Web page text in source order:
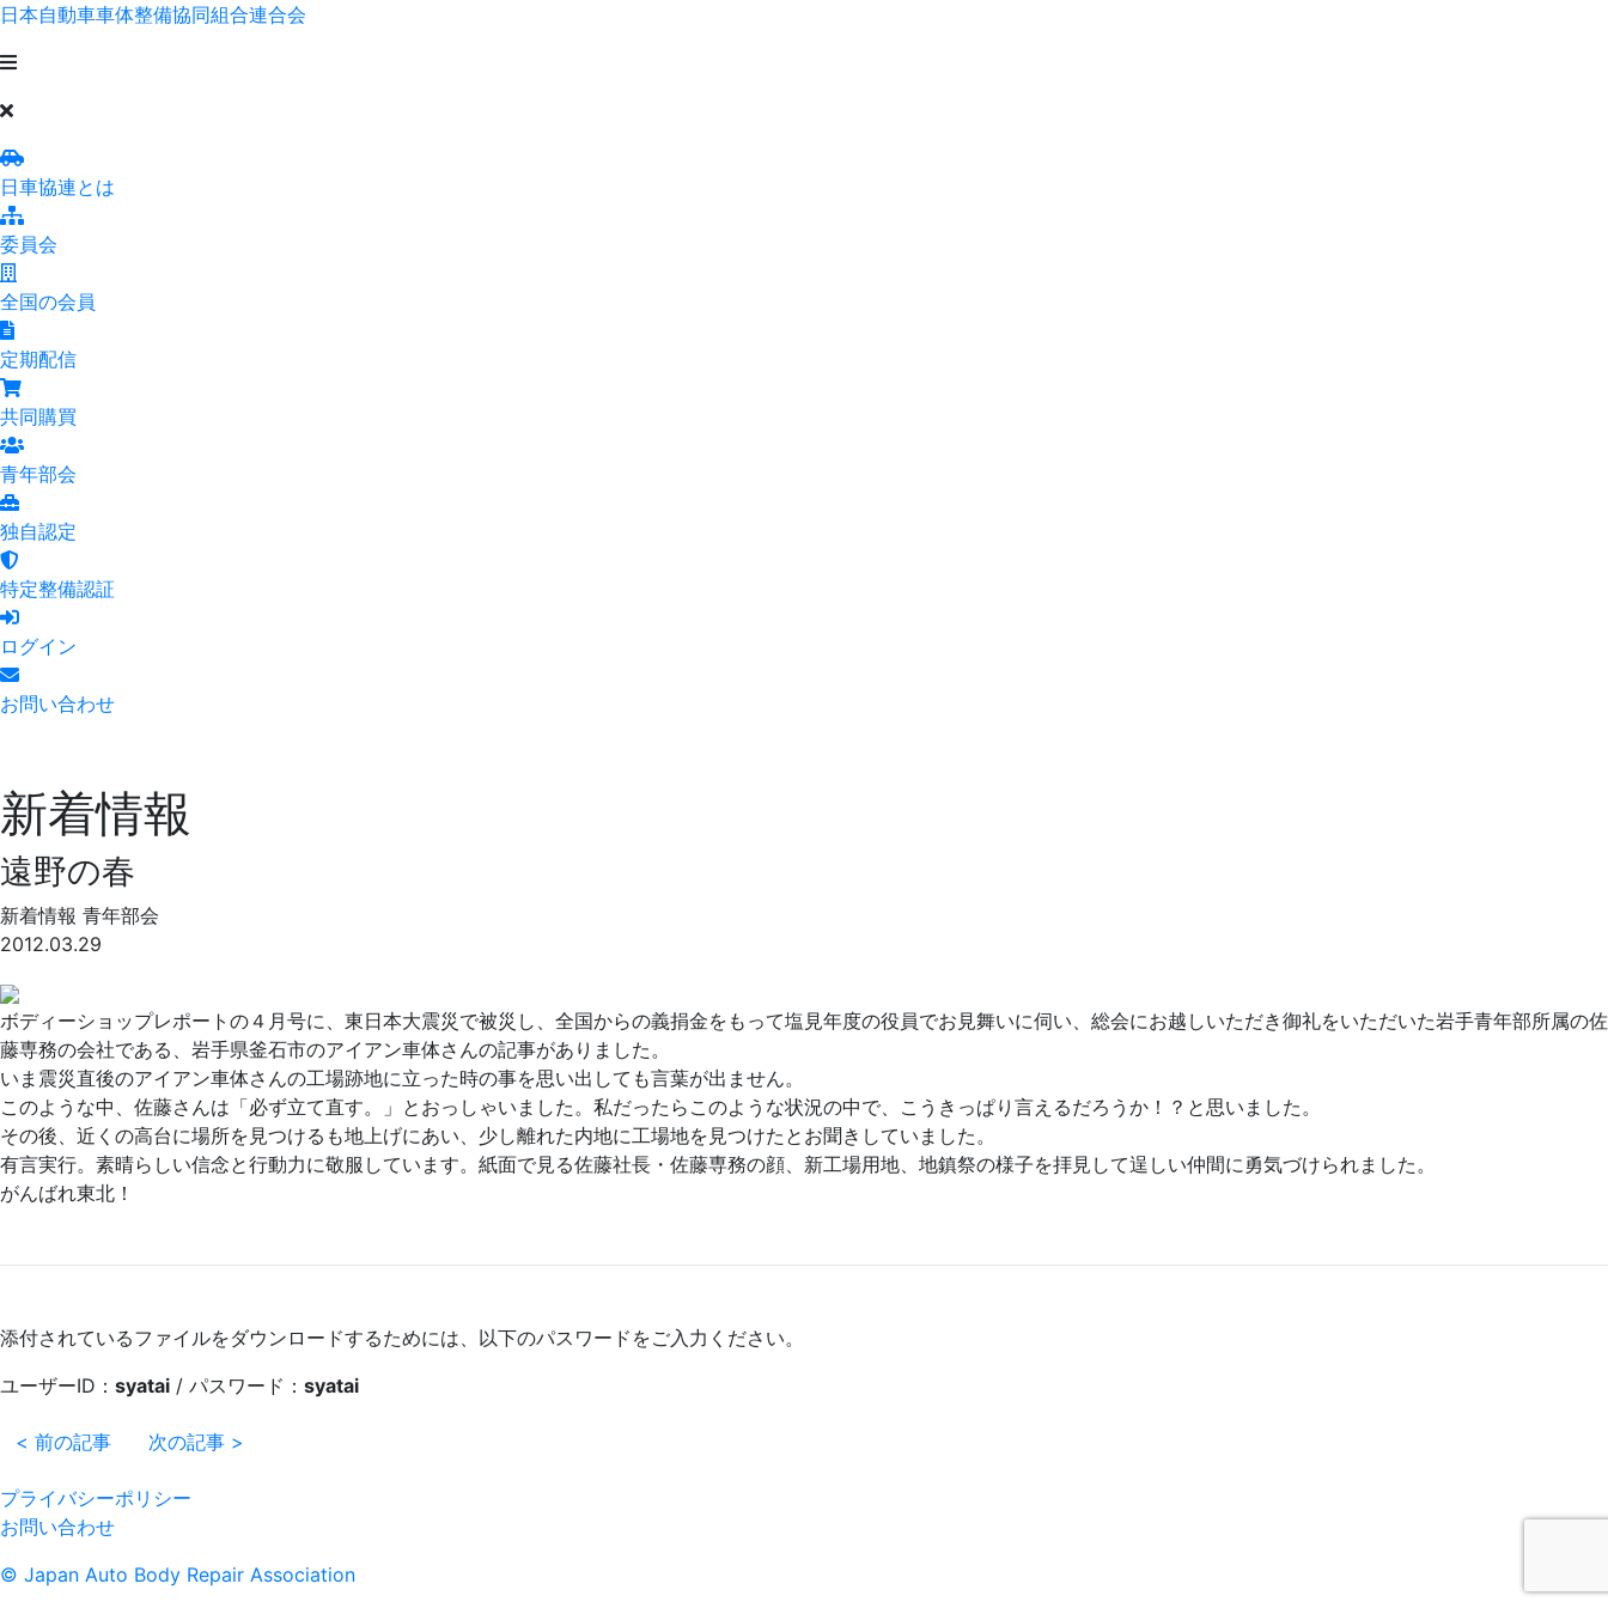
日本自動車車体整備協同組合連合会
日車協連とは
委員会
全国の会員
定期配信
共同購買
青年部会
独自認定
特定整備認証
ログイン
お問い合わせ
新着情報
遠野の春
新着情報 青年部会
2012.03.29
ボディーショップレポートの４月号に、東日本大震災で被災し、全国からの義捐金をもって塩見年度の役員でお見舞いに伺い、総会にお越しいただき御礼をいただいた岩手青年部所属の佐
藤専務の会社である、岩手県釜石市のアイアン車体さんの記事がありました。
いま震災直後のアイアン車体さんの工場跡地に立った時の事を思い出しても言葉が出ません。
このような中、佐藤さんは「必ず立て直す。」とおっしゃいました。私だったらこのような状況の中で、こうきっぱり言えるだろうか！？と思いました。
その後、近くの高台に場所を見つけるも地上げにあい、少し離れた内地に工場地を見つけたとお聞きしていました。
有言実行。素晴らしい信念と行動力に敬服しています。紙面で見る佐藤社長・佐藤専務の顔、新工場用地、地鎮祭の様子を拝見して逞しい仲間に勇気づけられました。
がんばれ東北！
添付されているファイルをダウンロードするためには、以下のパスワードをご入力ください。
ユーザーID： syatai / パスワード： syatai
< 前の記事 次の記事 >
プライバシーポリシー
お問い合わせ
© Japan Auto Body Repair Association